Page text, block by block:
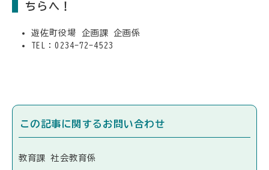
ちらへ！
遊佐町役場 企画課 企画係
TEL：0234-72-4523
この記事に関するお問い合わせ
教育課 社会教育係